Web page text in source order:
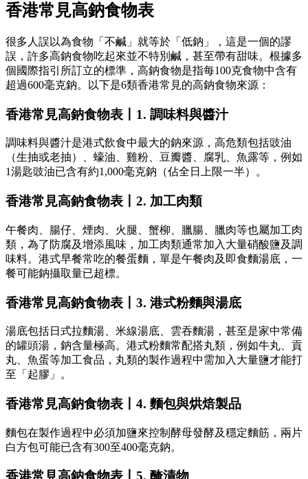
香港常見高鈉食物表
很多人誤以為食物「不鹹」就等於「低鈉」，這是一個的謬
誤，許多高鈉食物吃起來並不特別鹹，甚至帶有甜味。根據多
個國際指引所訂立的標準，高鈉食物是指每100克食物中含有
超過600毫克鈉。以下是6類香港常見的高鈉食物來源：
香港常見高鈉食物表丨1. 調味料與醬汁
調味料與醬汁是港式飲食中最大的鈉來源，高危類包括豉油
（生抽或老抽）、蠔油、雞粉、豆瓣醬、腐乳、魚露等，例如
1湯匙豉油已含有約1,000毫克鈉（佔全日上限一半）。
香港常見高鈉食物表丨2. 加工肉類
午餐肉、腸仔、煙肉、火腿、蟹柳、臘腸、臘肉等也屬加工肉
類，為了防腐及增添風味，加工肉類通常加入大量硝酸鹽及調
味料。港式早餐常吃的餐蛋麵，單是午餐肉及即食麵湯底，一
餐可能鈉攝取量已超標。
香港常見高鈉食物表丨3. 港式粉麵與湯底
湯底包括日式拉麵湯、米線湯底、雲吞麵湯，甚至是家中常備
的罐頭湯，鈉含量極高。港式粉麵常配搭丸類，例如牛丸、貢
丸、魚蛋等加工食品，丸類的製作過程中需加入大量鹽才能打
至「起膠」。
香港常見高鈉食物表丨4. 麵包與烘焙製品
麵包在製作過程中必須加鹽來控制酵母發酵及穩定麵筋，兩片
白方包可能已含有300至400毫克鈉。